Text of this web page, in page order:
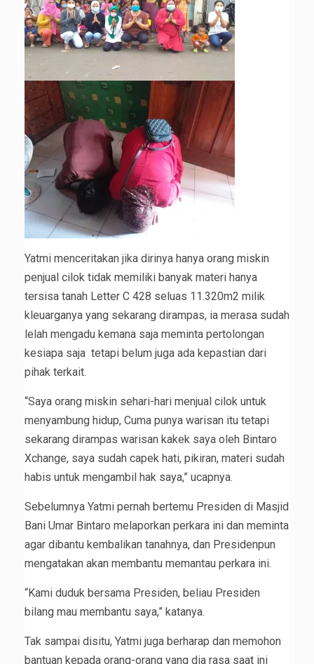
Yatmi menceritakan jika dirinya hanya orang miskin
penjual cilok tidak memiliki banyak materi hanya
tersisa tanah Letter C 428 seluas 11.320m2 milik
kleuarganya yang sekarang dirampas, ia merasa sudah
lelah mengadu kemana saja meminta pertolongan
kesiapa saja tetapi belum juga ada kepastian dari
pihak terkait.
“Saya orang miskin sehari-hari menjual cilok untuk
menyambung hidup, Cuma punya warisan itu tetapi
sekarang dirampas warisan kakek saya oleh Bintaro
Xchange, saya sudah capek hati, pikiran, materi sudah
habis untuk mengambil hak saya,” ucapnya.
Sebelumnya Yatmi pernah bertemu Presiden di Masjid
Bani Umar Bintaro melaporkan perkara ini dan meminta
agar dibantu kembalikan tanahnya, dan Presidenpun
mengatakan akan membantu memantau perkara ini.
“Kami duduk bersama Presiden, beliau Presiden
bilang mau membantu saya,” katanya.
Tak sampai disitu, Yatmi juga berharap dan memohon
bantuan kepada orang-orang yang dia rasa saat ini